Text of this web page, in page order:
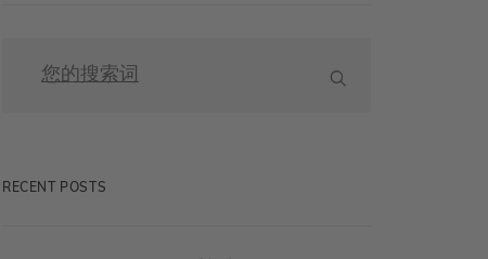
RECENT POSTS